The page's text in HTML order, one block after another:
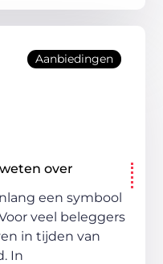
Aanbiedingen
over
een symbool
veel beleggers
in tijden van
In